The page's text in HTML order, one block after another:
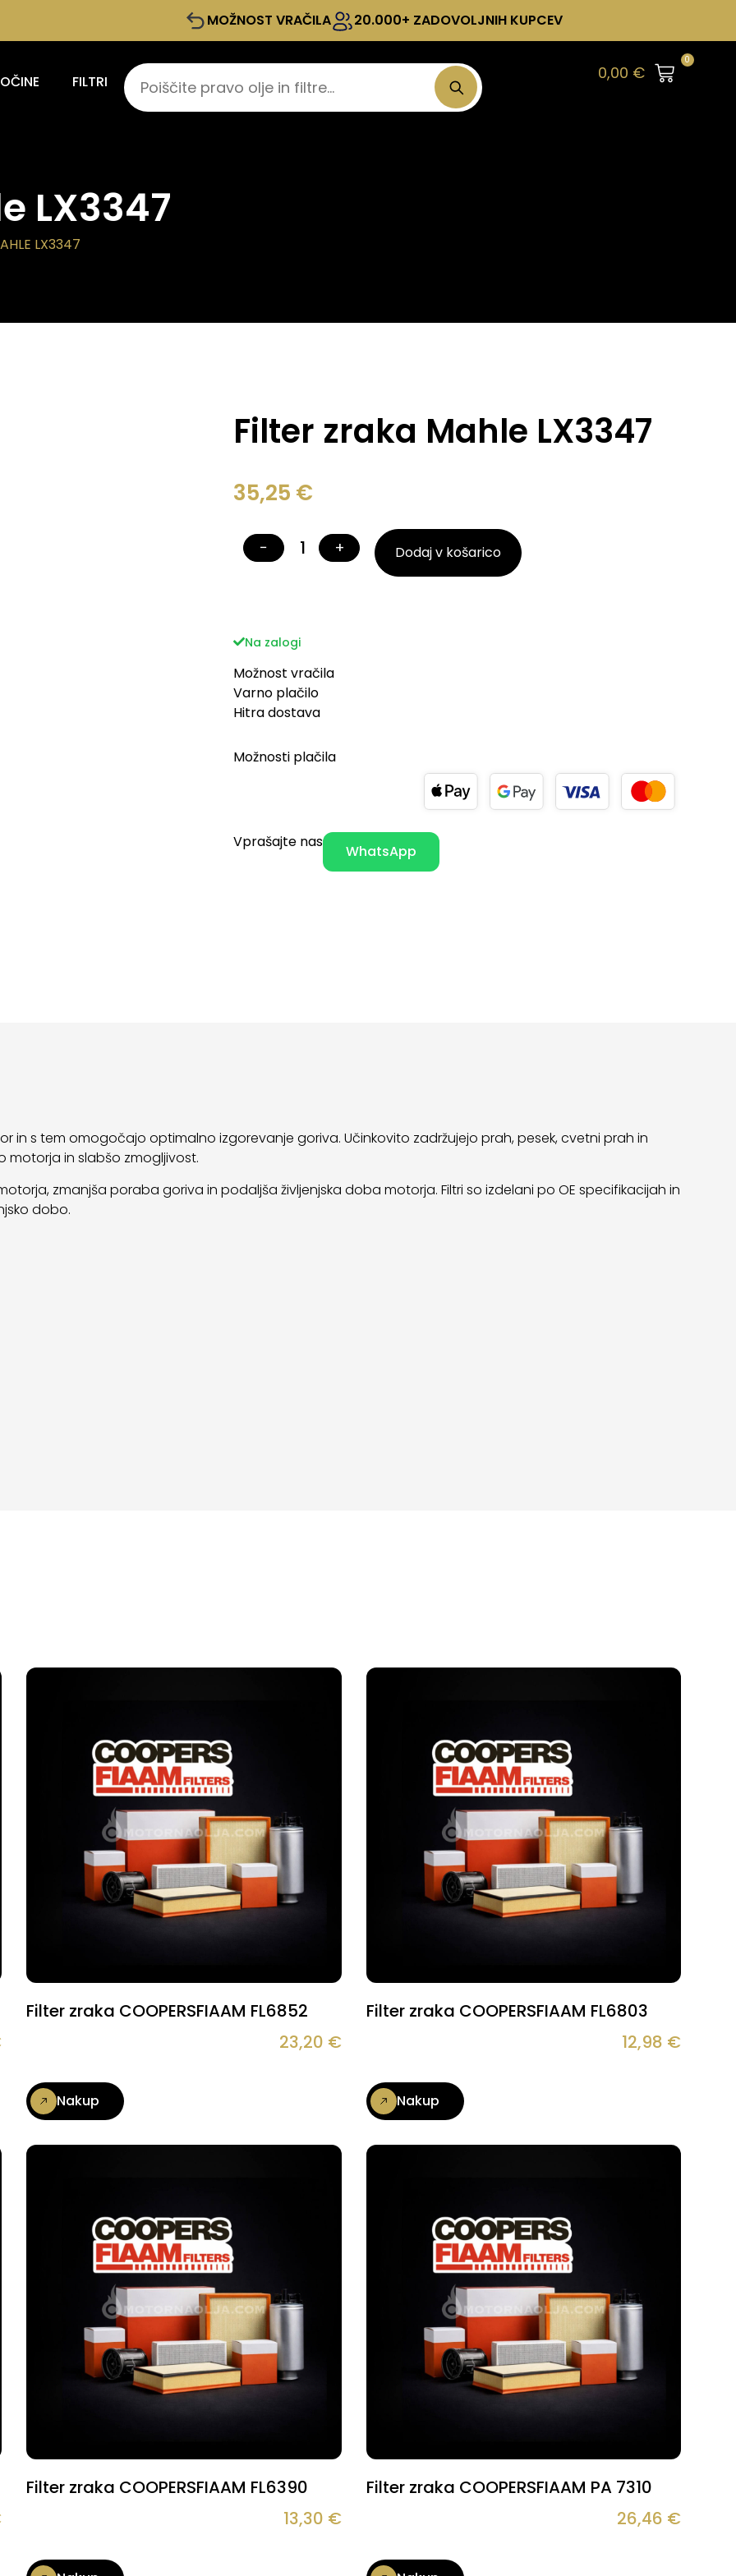
MOŽNOST VRAČILA 20.000+ ZADOVOLJNIH KUPCEV
FILTRI 0,00 €
0
LX3347
LX3347
Filter zraka Mahle LX3347
35,25 €
− + Dodaj v košarico
Na zalogi
Možnost vračila
Varno plačilo
Hitra dostava
Možnosti plačila
Vprašajte nas
WhatsApp
in s tem omogočajo optimalno izgorevanje goriva. Učinkovito zadržujejo prah, pesek, cvetni prah in
motorja in slabšo zmogljivost.
zmanjša poraba goriva in podaljša življenjska doba motorja. Filtri so izdelani po OE specifikacijah in
dobo.
Filter zraka COOPERSFIAAM FL6852
23,20 €
Nakup
Filter zraka COOPERSFIAAM FL6803
12,98 €
Nakup
Filter zraka COOPERSFIAAM FL6390
13,30 €
Filter zraka COOPERSFIAAM PA 7310
26,46 €